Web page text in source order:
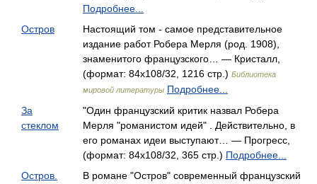
Подробнее...
Остров
Настоящий том - самое представительное
издание работ Робера Мерля (род. 1908),
знаменитого французского… — Кристалл,
(формат: 84x108/32, 1216 стр.) Библиотека
мировой литературы Подробнее...
За
стеклом
"Один французский критик назвал Робера
Мерля "романистом идей" . Действительно, в
его романах идеи выступают… — Прогресс,
(формат: 84x108/32, 365 стр.) Подробнее...
Остров.
В романе "Остров" современный французский